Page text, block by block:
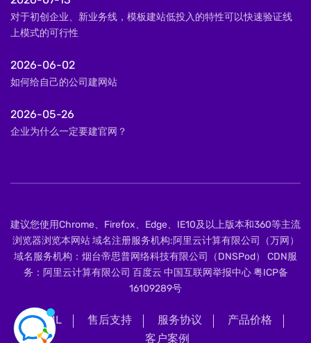
对于初创企业、新业务线，模板建站低投入的特性可以快速验证线
上模式的可行性
2026-06-02
如何给自己的公司建网站
2026-05-26
企业为什么一定要建官网？
建议您使用Chrome、Firefox、Edge、IE10及以上版本和360等主流
浏览器浏览本网站 域名注册服务机构:阿里云计算有限公司（万网）
域名服务机构：烟台帝思普网络科技有限公司（DNSPod） CDN服
务：阿里云计算有限公司 百度云 中国互联网举报中心粤ICP备
16109289号
XML 售后支持 服务协议
产品价格
客户案例